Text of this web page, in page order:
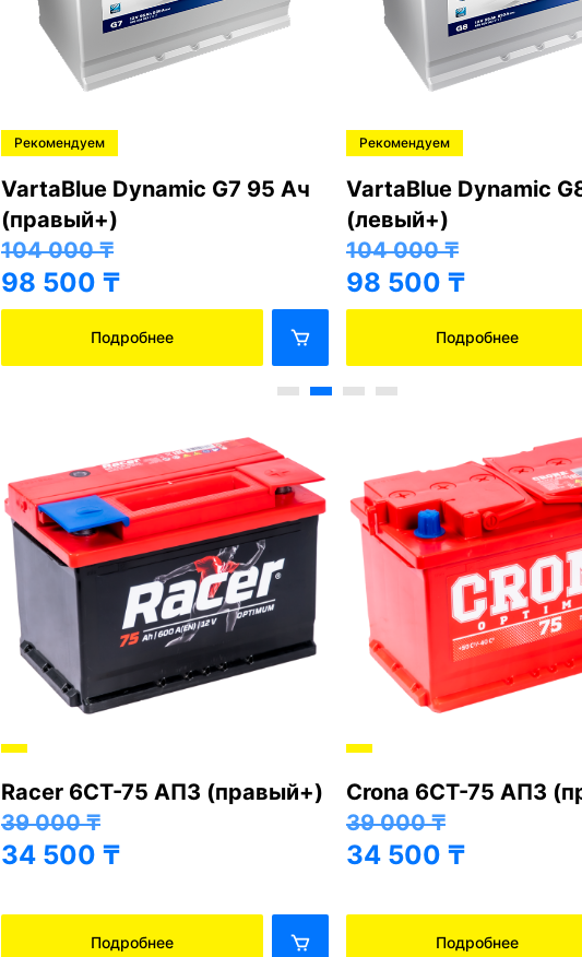
Рекомендуем
VartaBlue Dynamic G7 95 Ач
(правый+)
104 000₸
98 500 ₸
Подробнее
Рекомендуем
VartaBlue Dynamic
(левый+)
104 000₸
98 500 ₸
Подробнее
Racer 6СТ-75 АПЗ (правый+)
39 000₸
34 500 ₸
Подробнее
Crona 6СТ-75 АПЗ
39 000₸
34 500 ₸
Подробнее